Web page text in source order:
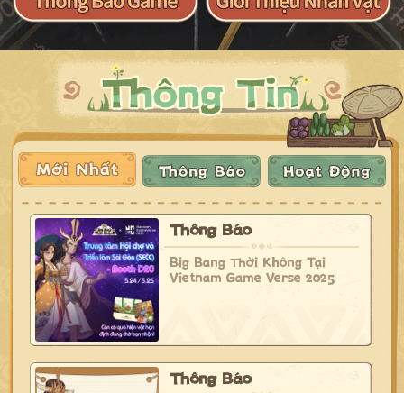
Thông Báo
Big Bang Thời Không Tại
Vietnam Game Verse 2025
Thông Báo